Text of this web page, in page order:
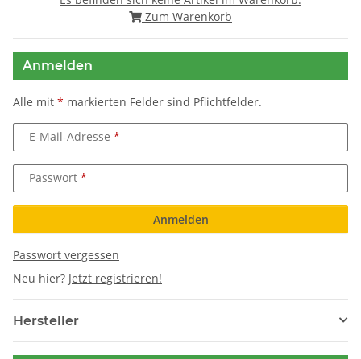
Zum Warenkorb
Anmelden
Alle mit * markierten Felder sind Pflichtfelder.
E-Mail-Adresse
Passwort
Anmelden
Passwort vergessen
Neu hier? Jetzt registrieren!
Hersteller